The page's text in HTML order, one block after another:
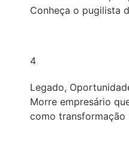
Conheça o pugilista
4
Legado,
Morre empresário
como transformação